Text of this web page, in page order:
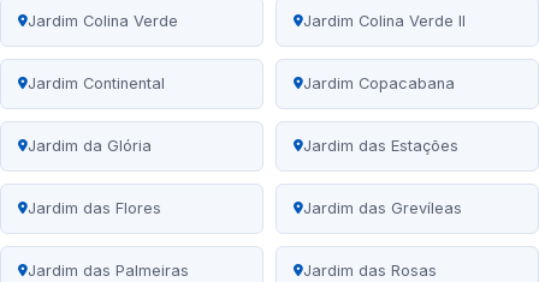
Jardim Colina Verde Jardim Colina Verde II
Jardim Continental Jardim Copacabana
Jardim da Glória Jardim das Estações
Jardim das Flores Jardim das Grevíleas
Jardim das Palmeiras Jardim das Rosas